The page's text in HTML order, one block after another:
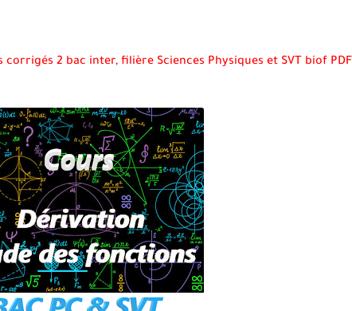
2 bac inter, filière Sciences Physiques et SVT biof PDF